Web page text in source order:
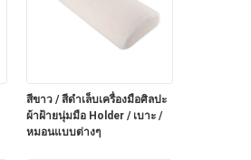
สีขาว / สีดำเล็บเครื่องมือศิลปะ
ผ้าฝ้ายนุ่มมือ Holder / เบาะ /
หมอนแบบต่างๆ